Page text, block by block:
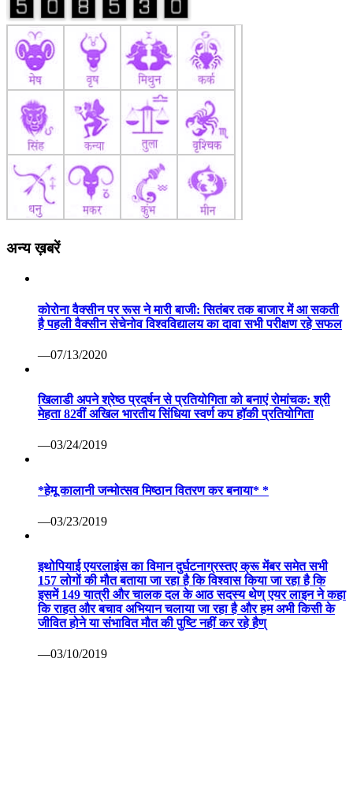
अन्य ख़बरें
कोरोना वैक्सीन पर रूस ने मारी बाजी: सितंबर तक बाजार में आ सकती
है पहली वैक्सीन सेचेनोव विश्वविद्यालय का दावा सभी परीक्षण रहे सफल
—07/13/2020
खिलाडी अपने श्रेष्ठ प्रदर्षन से प्रतियोगिता को बनाएं रोमांचक: श्री
मेहता 82वीं अखिल भारतीय सिंधिया स्वर्ण कप हॉकी प्रतियोगिता
—03/24/2019
*हेमू कालानी जन्मोत्सव मिष्ठान वितरण कर बनाया* *
—03/23/2019
इथोपियाई एयरलाइंस का विमान दुर्घटनाग्रस्तए क्रू मेंबर समेत सभी
157 लोगों की मौत बताया जा रहा है कि विश्वास किया जा रहा है कि
इसमें 149 यात्री और चालक दल के आठ सदस्य थेण् एयर लाइन ने कहा
कि राहत और बचाव अभियान चलाया जा रहा है और हम अभी किसी के
जीवित होने या संभावित मौत की पुष्टि नहीं कर रहे हैण्
—03/10/2019